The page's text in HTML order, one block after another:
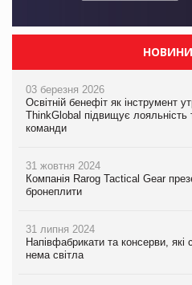
НОВИНИ
03 березня 2026
Освітній бенефіт як інструмент
ThinkGlobal підвищує лояльність
команди
31 жовтня 2024
Компанія Rarog Tactical Gear
бронеплити
31 липня 2024
Напівфабрикати та консерви, які
нема світла